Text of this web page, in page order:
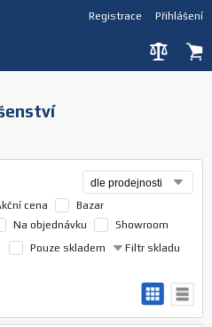
Přihlášení
Registrace
cena
Bazar
Na objednávku
Showroom
Filtr skladu
Pouze skladem